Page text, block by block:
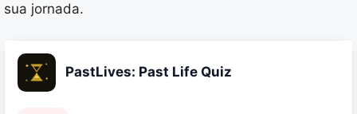
sua jornada.
PastLives: Past Life Quiz